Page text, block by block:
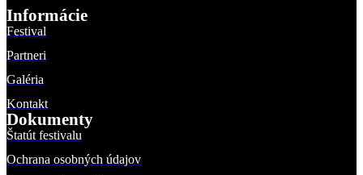
Informácie
Festival
Partneri
Galéria
Kontakt
Dokumenty
Štatút festivalu
Ochrana osobných údajov